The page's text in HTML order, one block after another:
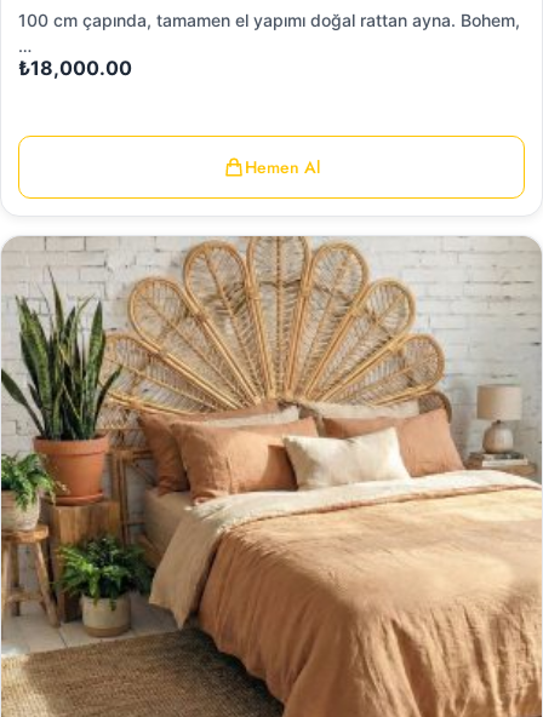
100 cm çapında, tamamen el yapımı doğal rattan ayna. Bohem,
…
₺18,000.00
Hemen Al